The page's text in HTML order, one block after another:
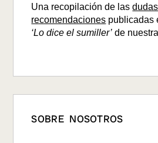
Una recopilación de las
recomendaciones publicadas
‘Lo dice el sumiller’ de
SOBRE NOSOTROS